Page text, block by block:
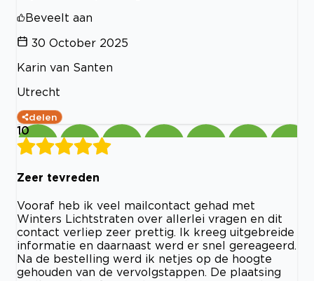
Beveelt aan
30 October 2025
Karin van Santen
Utrecht
delen
10
Zeer tevreden
Vooraf heb ik veel mailcontact gehad met
Winters Lichtstraten over allerlei vragen en dit
contact verliep zeer prettig. Ik kreeg uitgebreide
informatie en daarnaast werd er snel gereageerd.
Na de bestelling werd ik netjes op de hoogte
gehouden van de vervolgstappen. De plaatsing